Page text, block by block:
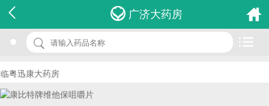
广济大药房
迅康大药房
名 称：康比特牌维他保咀嚼片
品 牌：(康比特体育科技)
价 格：￥0.00